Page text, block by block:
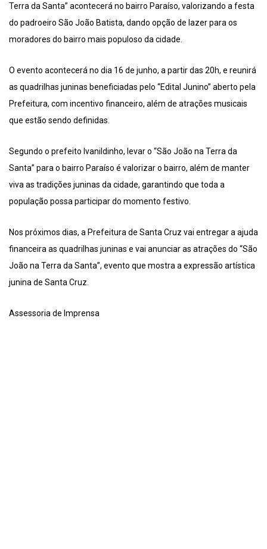
Terra da Santa” acontecerá no bairro Paraíso, valorizando a festa
do padroeiro São João Batista, dando opção de lazer para os
moradores do bairro mais populoso da cidade.
O evento acontecerá no dia 16 de junho, a partir das 20h, e reunirá
as quadrilhas juninas beneficiadas pelo “Edital Junino” aberto pela
Prefeitura, com incentivo financeiro, além de atrações musicais
que estão sendo definidas.
Segundo o prefeito Ivanildinho, levar o “São João na Terra da
Santa” para o bairro Paraíso é valorizar o bairro, além de manter
viva as tradições juninas da cidade, garantindo que toda a
população possa participar do momento festivo.
Nos próximos dias, a Prefeitura de Santa Cruz vai entregar a ajuda
financeira as quadrilhas juninas e vai anunciar as atrações do “São
João na Terra da Santa”, evento que mostra a expressão artística
junina de Santa Cruz.
Assessoria de Imprensa